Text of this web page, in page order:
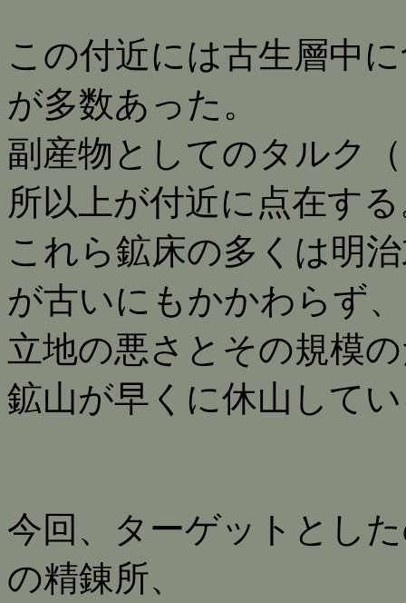
この付近には古生層中
が多数あった。
副産物としてのタルク
所以上が付近に点在す
これら鉱床の多くは明
が古いにもかかわらず、
立地の悪さとその規模
鉱山が早くに休山して
今回、ターゲットとし
の精錬所、